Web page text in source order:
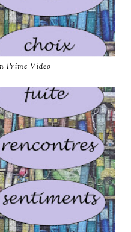
Prime Video